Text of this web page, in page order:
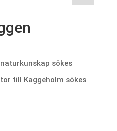
sökes
till Kaggeholm sökes